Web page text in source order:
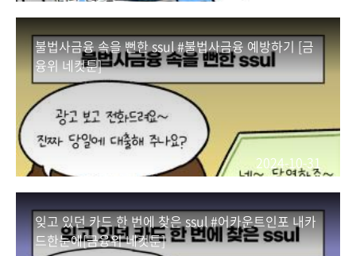
불법사금융 속을 뻔한 ssul #불법사금융 예방하기 [금
융위 네컷툰]
2024-10-31
잊고 있던 카드 한 번에 찾은 ssul #어카운트인포 내카
드한눈에[금융위 네컷툰]